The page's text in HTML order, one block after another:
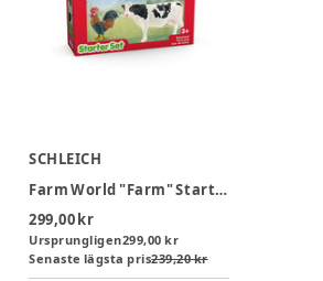
SCHLEICH
Farm World "Farm" Starter Set
299,00 kr
Ursprungligen299,00 kr
Senaste lägsta pris239,20 kr